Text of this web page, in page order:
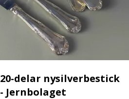
20-delar nysilverbestick
- Jernbolaget